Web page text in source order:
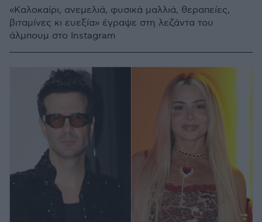
«Καλοκαίρι, ανεμελιά, φυσικά μαλλιά, θεραπείες,
βιταμίνες κι ευεξία» έγραψε στη λεζάντα του
άλμπουμ στο Instagram